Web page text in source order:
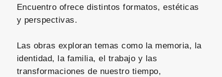
Encuentro ofrece distintos formatos, estéticas
y perspectivas.
Las obras exploran temas como la memoria, la
identidad, la familia, el trabajo y las
transformaciones de nuestro tiempo,